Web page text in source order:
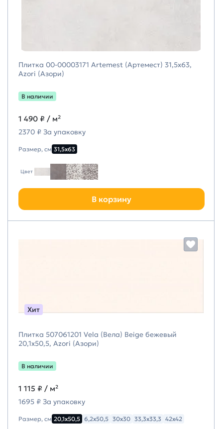
Плитка 00-00003171 Artemest (Артемест) 31,5х63,
Azori (Азори)
В наличии
1 490 ₽ / м²
2370 ₽ За упаковку
Размер, см 31,5х63
Цвет
В корзину
Хит
Плитка 507061201 Vela (Вела) Beige бежевый
20,1х50,5, Azori (Азори)
В наличии
1 115 ₽ / м²
1695 ₽ За упаковку
Размер, см 20,1х50,5 6,2х50,5 30х30 33,3х33,3 42х42